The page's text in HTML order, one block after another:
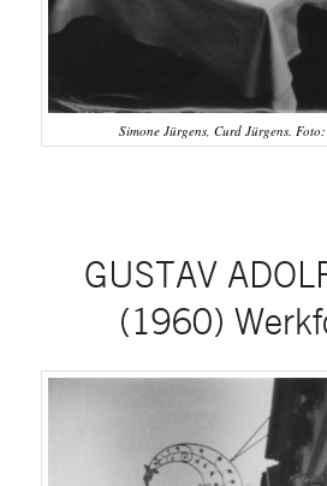
Simone Jürgens, Curd Jürgens.
GUSTAV
(1960)